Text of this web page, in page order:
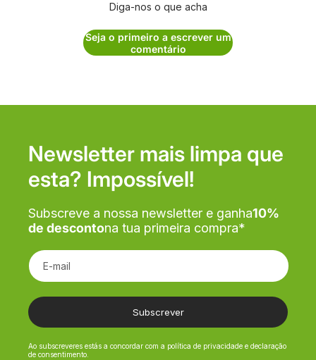
Diga-nos o que acha
Seja o primeiro a escrever um
comentário
Newsletter mais limpa que
esta? Impossível!
Subscreve a nossa newsletter e ganha10%
de descontona tua primeira compra*
E-mail
Subscrever
Ao subscreveres estás a concordar com a política de privacidade e declaração
de consentimento.